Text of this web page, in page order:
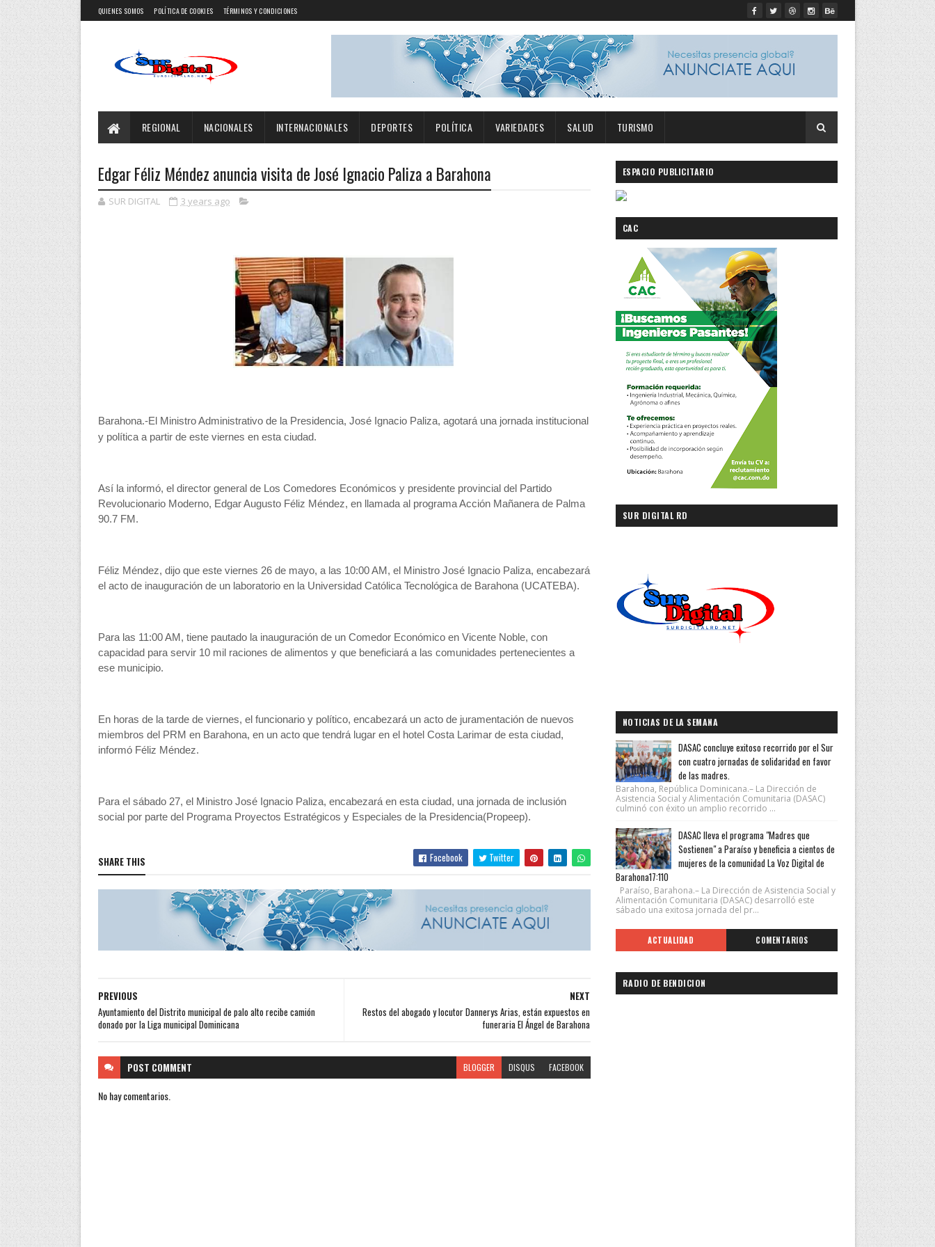
QUIENES SOMOS POLÍTICA DE COOKIES TÉRMINOS Y CONDICIONES
REGIONAL NACIONALES INTERNACIONALES DEPORTES POLÍTICA VARIEDADES SALUD TURISMO
Edgar Féliz Méndez anuncia visita de José Ignacio Paliza a Barahona
SUR DIGITAL 3 years ago
Barahona.-El Ministro Administrativo de la Presidencia, José Ignacio Paliza, agotará una jornada institucional
y política a partir de este viernes en esta ciudad.
Así la informó, el director general de Los Comedores Económicos y presidente provincial del Partido
Revolucionario Moderno, Edgar Augusto Féliz Méndez, en llamada al programa Acción Mañanera de Palma
90.7 FM.
Féliz Méndez, dijo que este viernes 26 de mayo, a las 10:00 AM, el Ministro José Ignacio Paliza, encabezará
el acto de inauguración de un laboratorio en la Universidad Católica Tecnológica de Barahona (UCATEBA).
Para las 11:00 AM, tiene pautado la inauguración de un Comedor Económico en Vicente Noble, con
capacidad para servir 10 mil raciones de alimentos y que beneficiará a las comunidades pertenecientes a
ese municipio.
En horas de la tarde de viernes, el funcionario y político, encabezará un acto de juramentación de nuevos
miembros del PRM en Barahona, en un acto que tendrá lugar en el hotel Costa Larimar de esta ciudad,
informó Féliz Méndez.
Para el sábado 27, el Ministro José Ignacio Paliza, encabezará en esta ciudad, una jornada de inclusión
social por parte del Programa Proyectos Estratégicos y Especiales de la Presidencia(Propeep).
SHARE THIS Facebook Twitter
NEXT
Restos del abogado y locutor Dannerys Arias, están expuestos en
funeraria El Ángel de Barahona
PREVIOUS
Ayuntamiento del Distrito municipal de palo alto recibe camión
donado por la Liga municipal Dominicana
POST COMMENT BLOGGER DISQUS FACEBOOK
No hay comentarios.
ESPACIO PUBLICITARIO
CAC
SUR DIGITAL RD
NOTICIAS DE LA SEMANA
DASAC concluye exitoso recorrido por el Sur
con cuatro jornadas de solidaridad en favor
de las madres.
Barahona, República Dominicana.– La Dirección de
Asistencia Social y Alimentación Comunitaria (DASAC)
culminó con éxito un amplio recorrido ...
DASAC lleva el programa "Madres que
Sostienen" a Paraíso y beneficia a cientos de
mujeres de la comunidad La Voz Digital de
Barahona17:110
Paraíso, Barahona.– La Dirección de Asistencia Social y
Alimentación Comunitaria (DASAC) desarrolló este
sábado una exitosa jornada del pr...
ACTUALIDAD COMENTARIOS
RADIO DE BENDICION